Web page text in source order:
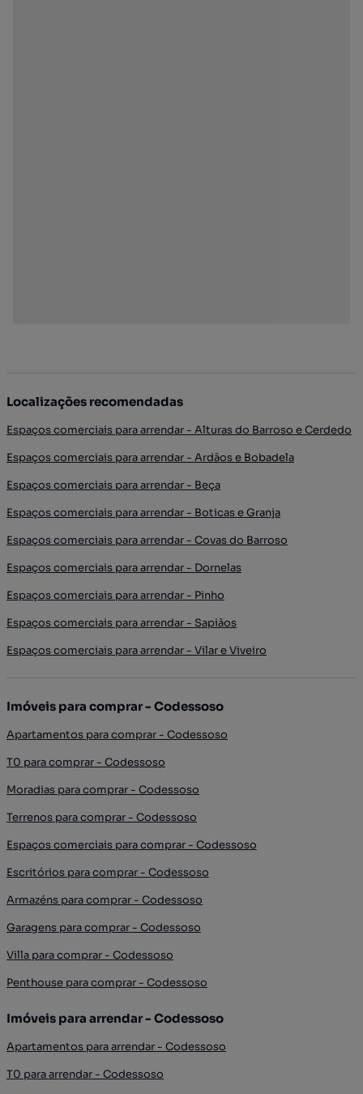
Localizações recomendadas
Espaços comerciais para arrendar - Alturas do Barroso e Cerdedo
Espaços comerciais para arrendar - Ardãos e Bobadela
Espaços comerciais para arrendar - Beça
Espaços comerciais para arrendar - Boticas e Granja
Espaços comerciais para arrendar - Covas do Barroso
Espaços comerciais para arrendar - Dornelas
Espaços comerciais para arrendar - Pinho
Espaços comerciais para arrendar - Sapiãos
Espaços comerciais para arrendar - Vilar e Viveiro
Imóveis para comprar - Codessoso
Apartamentos para comprar - Codessoso
T0 para comprar - Codessoso
Moradias para comprar - Codessoso
Terrenos para comprar - Codessoso
Espaços comerciais para comprar - Codessoso
Escritórios para comprar - Codessoso
Armazéns para comprar - Codessoso
Garagens para comprar - Codessoso
Villa para comprar - Codessoso
Penthouse para comprar - Codessoso
Imóveis para arrendar - Codessoso
Apartamentos para arrendar - Codessoso
T0 para arrendar - Codessoso